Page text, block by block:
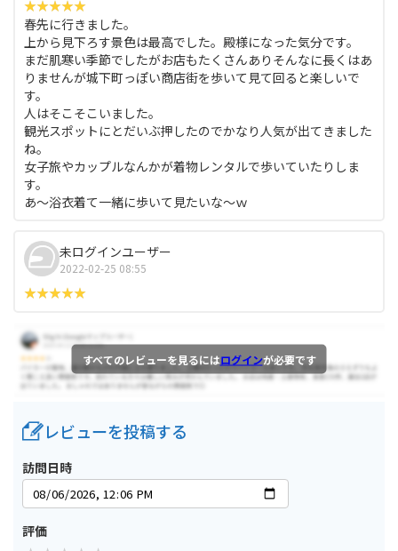
春先に行きました。
上から見下ろす景色は最高でした。殿様になった気分です。
まだ肌寒い季節でしたがお店もたくさんありそんなに長くはあ
りませんが城下町っぽい商店街を歩いて見て回ると楽しいで
す。
人はそこそこいました。
観光スポットにとだいぶ押したのでかなり人気が出てきました
ね。
女子旅やカップルなんかが着物レンタルで歩いていたりしま
す。
あ～浴衣着て一緒に歩いて見たいな～ｗ
未ログインユーザー
2022-02-25 08:55
すべてのレビューを見るにはログインが必要です
レビューを投稿する
訪問日時
評価